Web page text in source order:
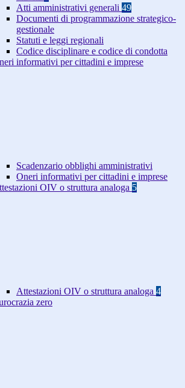
Atti amministrativi generali 49
Documenti di programmazione strategico-
gestionale
Statuti e leggi regionali
Codice disciplinare e codice di condotta
informativi per cittadini e imprese
Scadenzario obblighi amministrativi
Oneri informativi per cittadini e imprese
OIV o struttura analoga 5
Attestazioni OIV o struttura analoga 4
zero